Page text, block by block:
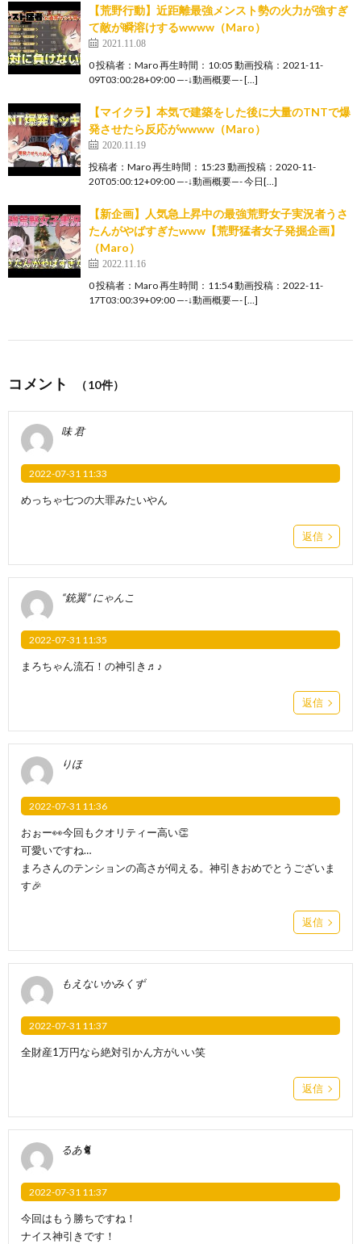
【荒野行動】近距離最強メンスト勢の火力が強すぎ
て敵が瞬溶けするwwww（Maro）
2021.11.08
0 投稿者：Maro 再生時間：10:05 動画投稿：2021-11-
09T03:00:28+09:00 —-↓動画概要—- […]
【マイクラ】本気で建築をした後に大量のTNTで爆
発させたら反応がwwww（Maro）
2020.11.19
投稿者：Maro 再生時間：15:23 動画投稿：2020-11-
20T05:00:12+09:00 —-↓動画概要—- 今日[…]
【新企画】人気急上昇中の最強荒野女子実況者うさ
たんがやばすぎたwww【荒野猛者女子発掘企画】
（Maro）
2022.11.16
0 投稿者：Maro 再生時間：11:54 動画投稿：2022-11-
17T03:00:39+09:00 —-↓動画概要—- […]
コメント （10件）
味 君
2022-07-31 11:33
めっちゃ七つの大罪みたいやん
返信
“銃翼“ にゃんこ
2022-07-31 11:35
まろちゃん流石！の神引き♬♪
返信
りほ
2022-07-31 11:36
おぉー👀今回もクオリティー高い👏
可愛いですね…
まろさんのテンションの高さが伺える。神引きおめでとうございま
す🎉
返信
もえないかみくず
2022-07-31 11:37
全財産1万円なら絶対引かん方がいい笑
返信
るあ🐈
2022-07-31 11:37
今回はもう勝ちですね！
ナイス神引きです！